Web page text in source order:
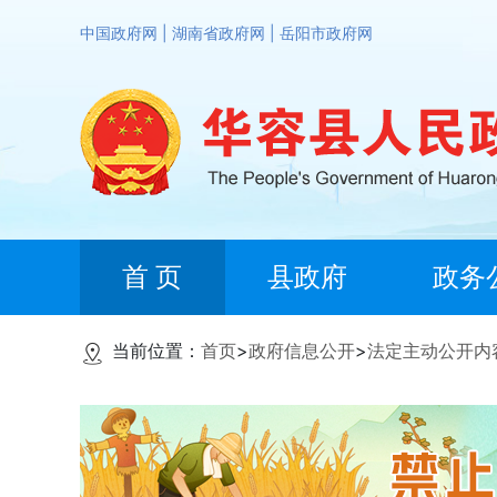
中国政府网 湖南省政府网 岳阳市政府网
首 页 县政府 政务
当前位置： 首页>政府信息公开>法定主动公开内